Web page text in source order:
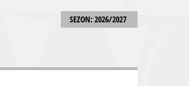
SEZON: 2026/2027